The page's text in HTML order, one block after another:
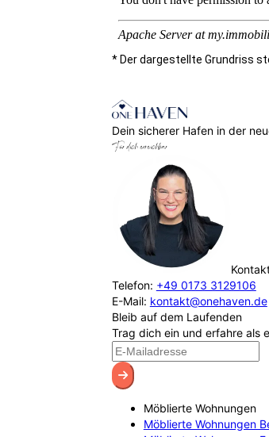
* Der dargestellte Grundriss
Dein sicherer Hafen in der
Für dich erreichbar
Telefon: +49 0173 3129106
E-Mail: kontakt@onehaven.de
Bleib auf dem Laufenden
Trag dich ein und erfahre als
Möblierte Wohnungen
Möblierte Wohnungen